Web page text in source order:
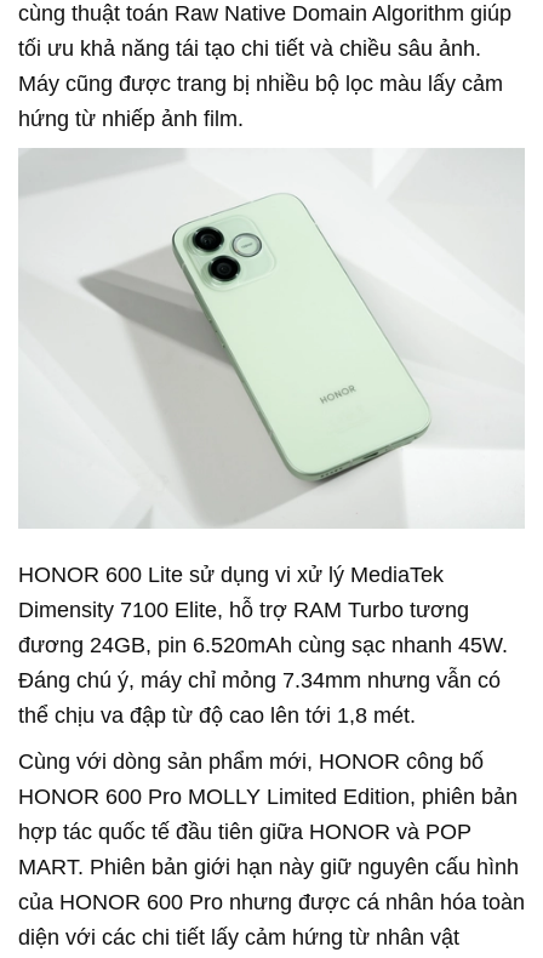
cùng thuật toán Raw Native Domain Algorithm giúp
tối ưu khả năng tái tạo chi tiết và chiều sâu ảnh.
Máy cũng được trang bị nhiều bộ lọc màu lấy cảm
hứng từ nhiếp ảnh film.
HONOR 600 Lite sử dụng vi xử lý MediaTek
Dimensity 7100 Elite, hỗ trợ RAM Turbo tương
đương 24GB, pin 6.520mAh cùng sạc nhanh 45W.
Đáng chú ý, máy chỉ mỏng 7.34mm nhưng vẫn có
thể chịu va đập từ độ cao lên tới 1,8 mét.
Cùng với dòng sản phẩm mới, HONOR công bố
HONOR 600 Pro MOLLY Limited Edition, phiên bản
hợp tác quốc tế đầu tiên giữa HONOR và POP
MART. Phiên bản giới hạn này giữ nguyên cấu hình
của HONOR 600 Pro nhưng được cá nhân hóa toàn
diện với các chi tiết lấy cảm hứng từ nhân vật